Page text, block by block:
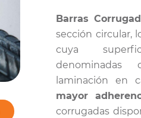
Barras
sección circular,
cuya
denominadas
laminación en
mayor
corrugadas